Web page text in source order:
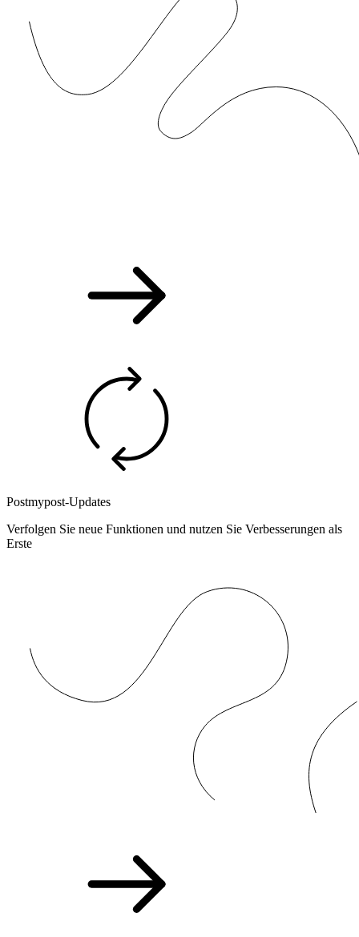
Postmypost-Updates
Verfolgen Sie neue Funktionen und nutzen Sie Verbesserungen als
Erste